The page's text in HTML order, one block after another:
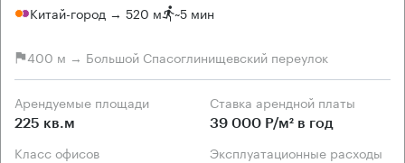
Китай-город → 520 м ~5 мин
400 м → Большой Спасоглинищевский переулок
Арендуемые площади
225 кв.м
Ставка арендной платы
39 000 Р/м² в год
Класс офисов Эксплуатационные расходы